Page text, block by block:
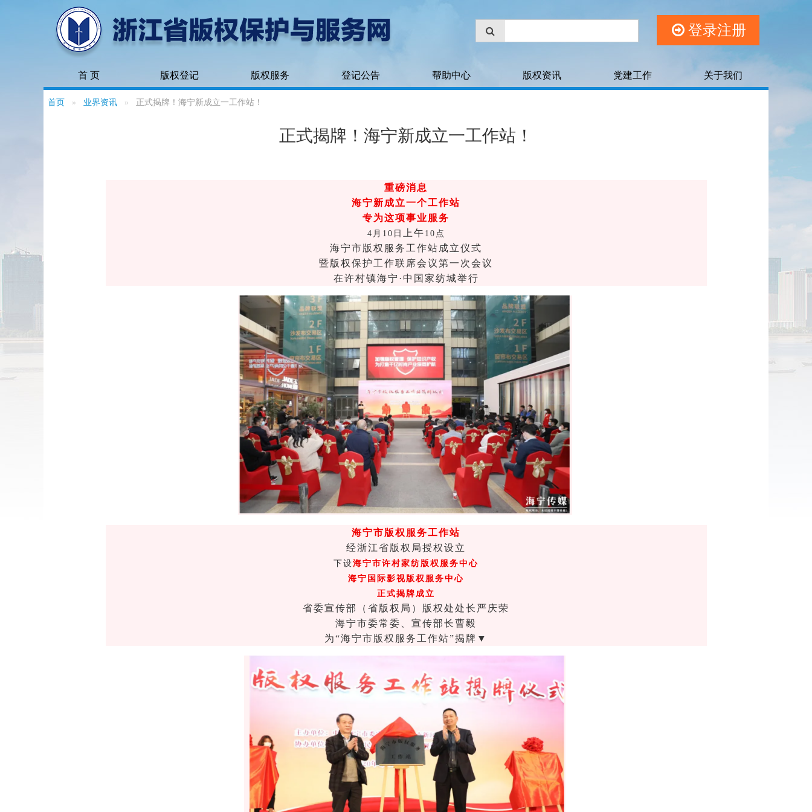
登录注册
首 页 版权登记 版权服务 登记公告 帮助中心 版权资讯 党建工作 关于我们
首页 业界资讯 正式揭牌！海宁新成立一工作站！
正式揭牌！海宁新成立一工作站！
重磅消息
海宁新成立一个工作站
专为这项事业服务
4月10日 上午 10点
海宁市版权服务工作站成立仪式
暨版权保护工作联席会议第一次会议
在许村镇海宁·中国家纺城举行
海宁市版权服务工作站
经浙江省版权局授权设立
下设海宁市许村家纺版权服务中心
海宁国际影视版权服务中心
正式揭牌成立
省委宣传部（省版权局）版权处处长严庆荣
海宁市委常委、宣传部长曹毅
为“海宁市版权服务工作站”揭牌▼